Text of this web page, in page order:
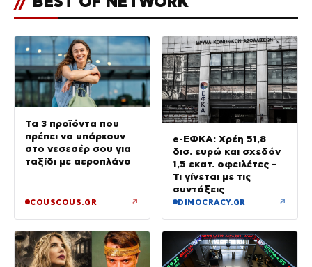
Τα 3 προϊόντα που
πρέπει να υπάρχουν
στο νεσεσέρ σου για
ταξίδι με αεροπλάνο
COUSCOUS.GR ↗
e-ΕΦΚΑ: Χρέη 51,8
δισ. ευρώ και σχεδόν
1,5 εκατ. οφειλέτες –
Τι γίνεται με τις
συντάξεις
DIMOCRACY.GR ↗